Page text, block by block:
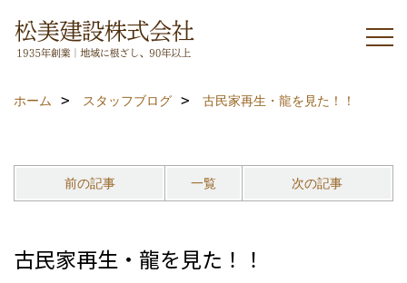
ホーム スタッフブログ 古民家再生・龍を見た！！
前の記事 一覧 次の記事
古民家再生・龍を見た！！